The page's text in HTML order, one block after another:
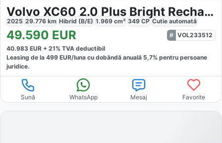
Volvo XC60 2.0 Plus Bright Recharge
2025 29.776 km Hibrid (B/E) 1.969 cm³ 349 CP Cutie automată
49.590 EUR
VOL233512
40.983 EUR + 21% TVA deductibil
Leasing de la 499 EUR/luna cu dobăndă anuală 5,7% pentru persoane
juridice.
Sună WhatsApp Mesaj Favorite